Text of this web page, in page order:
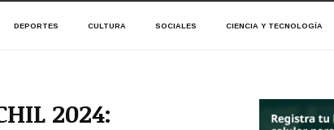
DEPORTES CULTURA SOCIALES CIENCIA Y TECNOLOGÍA
2024: